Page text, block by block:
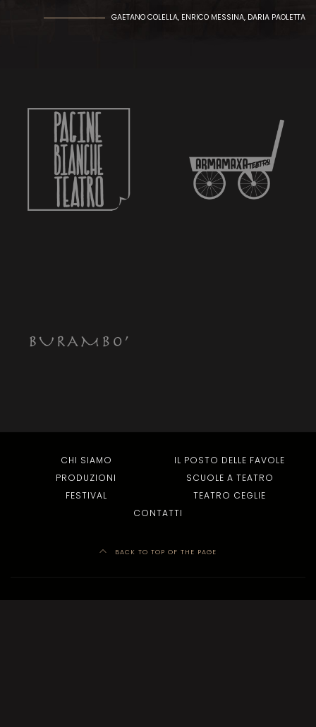
GAETANO COLELLA, ENRICO MESSINA, DARIA PAOLETTA
CHI SIAMO
IL POSTO DELLE FAVOLE
PRODUZIONI
SCUOLE A TEATRO
FESTIVAL
TEATRO CEGLIE
CONTATTI
BACK TO TOP OF THE PAGE